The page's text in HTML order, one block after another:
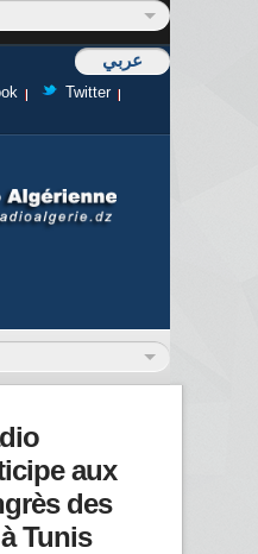
عربي
Twitter
aux
des
Tunis